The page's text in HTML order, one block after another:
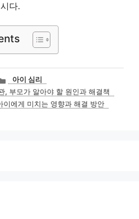
다.
카
테
고
리
아이 심리
, 부모가 알아야 할 원인과 해결책
이에게 미치는 영향과 해결 방안